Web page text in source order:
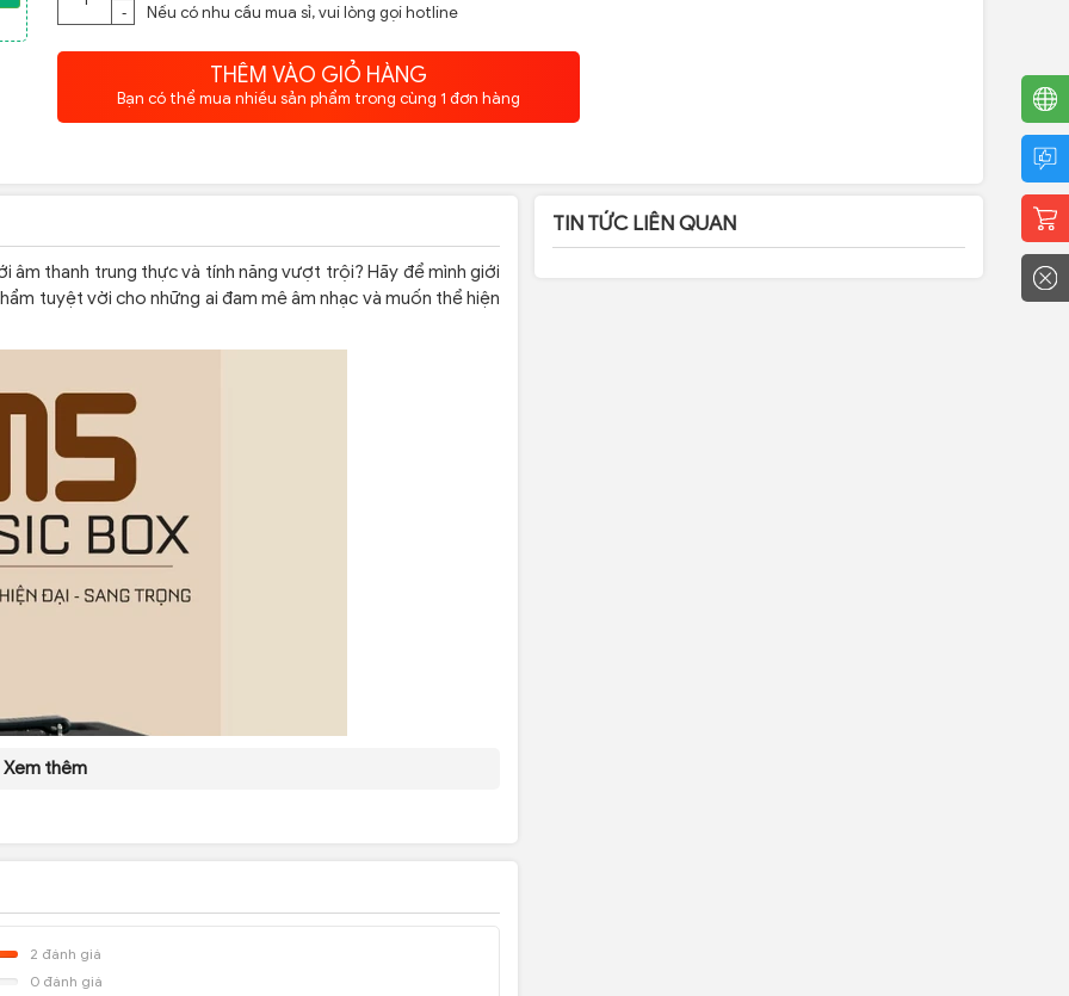
-
Nếu có nhu cầu mua sỉ, vui lòng gọihotline
THÊM VÀO GIỎ HÀNG
Bạn có thể mua nhiều sản phẩm trong cùng 1 đơn hàng
âm thanh trung thực và tính năng vượt trội? Hãy để mình giới
tuyệt vời cho những ai đam mê âm nhạc và muốn thể hiện
Xem thêm
2 đánh giá
0 đánh giá
TIN TỨC LIÊN QUAN